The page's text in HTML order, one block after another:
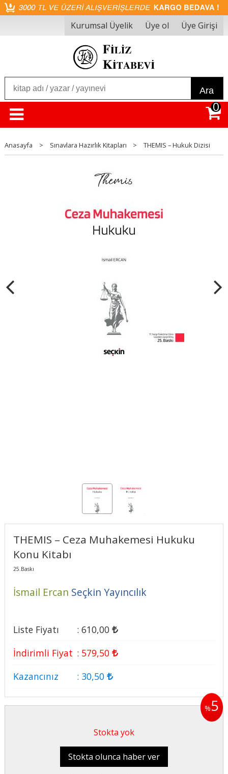
Kurumsal Üyelik Üye ol Üye Girişi
Ara
0
Anasayfa > Sınavlara Hazırlık Kitapları > THEMIS – Hukuk Dizisi
THEMIS – Ceza Muhakemesi Hukuku
Konu Kitabı
25.Baskı
İsmail Ercan Seçkin Yayıncılık
Liste Fiyatı : 610,00
İndirimli Fiyat : 579,50
Kazancınız
: 30,50
%5
Stokta yok
Stokta olunca haber ver